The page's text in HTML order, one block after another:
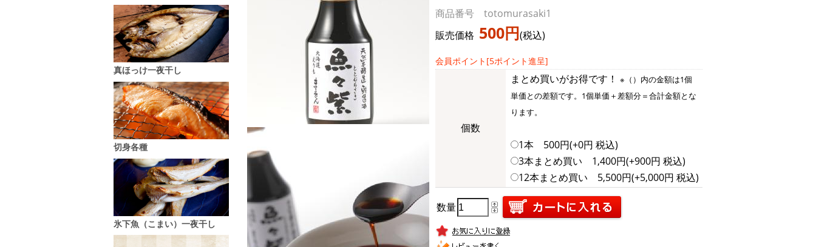
真ほっけ一夜干し
切身各種
氷下魚（こまい）一夜干し
商品番号 totomurasaki1
販売価格 500円(税込)
会員ポイント[5ポイント進呈]
個数
まとめ買いがお得です！
※（）内の金額は1個
単価との差額です。1個単価＋差額分＝合計金額とな
ります。
1本 500円(+0円 税込)
3本まとめ買い 1,400円(+900円 税込)
12本まとめ買い 5,500円(+5,000円 税込)
数量